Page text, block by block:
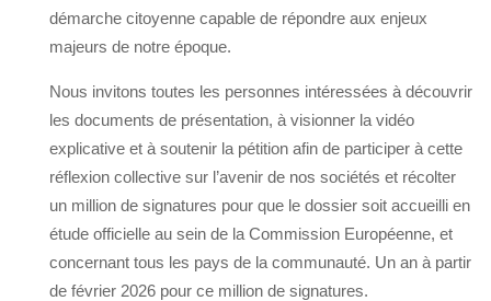
démarche citoyenne capable de répondre aux enjeux
majeurs de notre époque.
Nous invitons toutes les personnes intéressées à découvrir
les documents de présentation, à visionner la vidéo
explicative et à soutenir la pétition afin de participer à cette
réflexion collective sur l’avenir de nos sociétés et récolter
un million de signatures pour que le dossier soit accueilli en
étude officielle au sein de la Commission Européenne, et
concernant tous les pays de la communauté. Un an à partir
de février 2026 pour ce million de signatures.